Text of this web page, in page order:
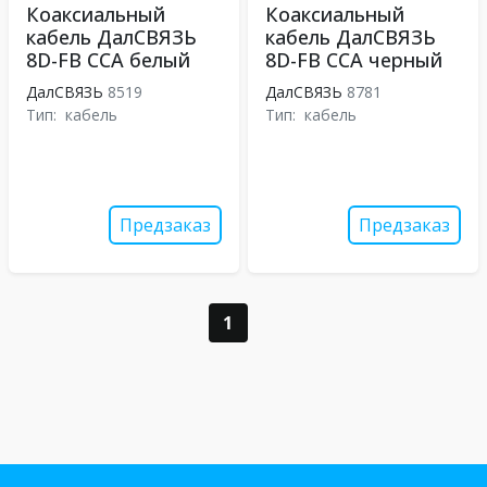
Коаксиальный
кабель ДалСВЯЗЬ
8D-FB CCA белый
ДалСВЯЗЬ 8519
Тип: кабель
Предзаказ
Коаксиальный
кабель ДалСВЯЗЬ
8D-FB CCA черный
ДалСВЯЗЬ 8781
Тип: кабель
Предзаказ
1